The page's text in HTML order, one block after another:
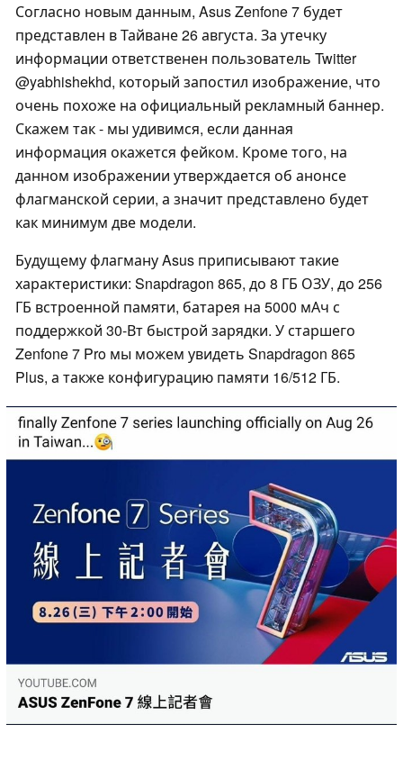
Согласно новым данным, Asus Zenfone 7 будет
представлен в Тайване 26 августа. За утечку
информации ответственен пользователь Twitter
@yabhishekhd, который запостил изображение, что
очень похоже на официальный рекламный баннер.
Скажем так - мы удивимся, если данная
информация окажется фейком. Кроме того, на
данном изображении утверждается об анонсе
флагманской серии, а значит представлено будет
как минимум две модели.
Будущему флагману Asus приписывают такие
характеристики: Snapdragon 865, до 8 ГБ ОЗУ, до 256
ГБ встроенной памяти, батарея на 5000 мАч с
поддержкой 30-Вт быстрой зарядки. У старшего
Zenfone 7 Pro мы можем увидеть Snapdragon 865
Plus, а также конфигурацию памяти 16/512 ГБ.